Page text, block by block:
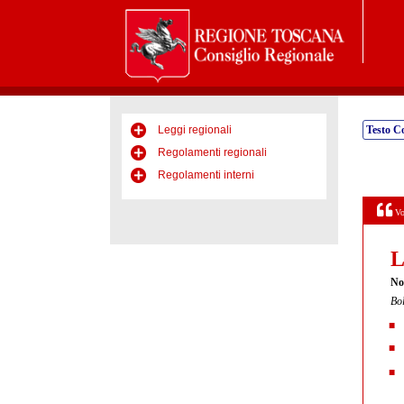
Leggi regionali
Regolamenti regionali
Regolamenti interni
Testo